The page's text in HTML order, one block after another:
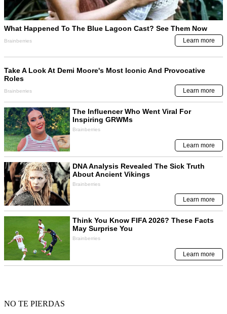
NO TE PIERDAS